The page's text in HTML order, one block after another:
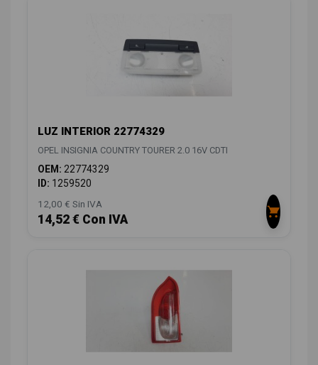
LUZ INTERIOR 22774329
OPEL INSIGNIA COUNTRY TOURER 2.0 16V CDTI
OEM: 22774329
ID: 1259520
12,00 € Sin IVA
14,52 € Con IVA